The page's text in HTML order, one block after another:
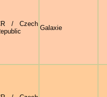
/ Czech
Galaxie